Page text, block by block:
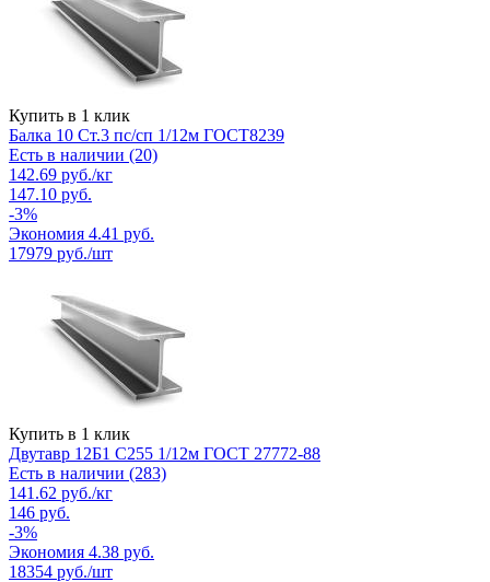
Купить в 1 клик
Балка 10 Ст.3 пс/сп 1/12м ГОСТ8239
Есть в наличии (20)
142.69 руб./кг
147.10 руб.
-3%
Экономия 4.41 руб.
17979 руб./шт
Купить в 1 клик
Двутавр 12Б1 С255 1/12м ГОСТ 27772-88
Есть в наличии (283)
141.62 руб./кг
146 руб.
-3%
Экономия 4.38 руб.
18354 руб./шт